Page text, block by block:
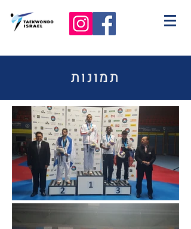
תמונות